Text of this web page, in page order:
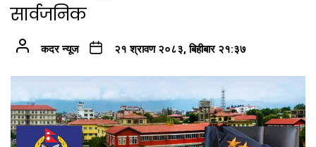
सार्वजनिक
कदर न्यूज २१ श्रावण २०८३, बिहीबार २१:३७